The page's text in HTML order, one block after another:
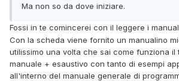
Ma non so da dove iniziare.
Fossi in te comincerei con il leggere i
Con la scheda viene fornito un manualino
utilissimo una volta che sai come funziona il
manuale + esaustivo con tanto di esempi
all'interno del manuale generale di